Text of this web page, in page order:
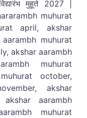
मुहूर्त 2027 |
muhurat
april, akshar
muhurat
akshar aarambh
muhurat
october,
akshar
aarambh
muhurat